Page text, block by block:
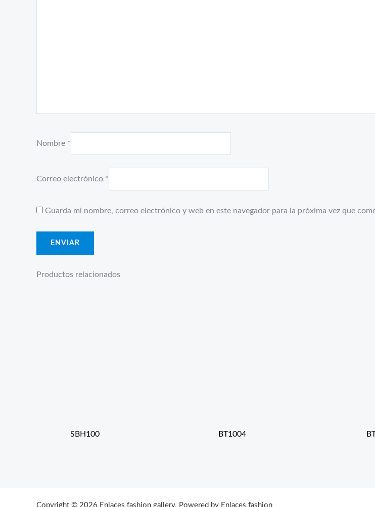
Nombre *
Correo electrónico *
Guarda mi nombre, correo electrónico y web en este navegador para la próxima vez que
Productos relacionados
SBH100 BT1004
Copyright © 2026 Enlaces fashion gallery. Powered by Enlaces fashion